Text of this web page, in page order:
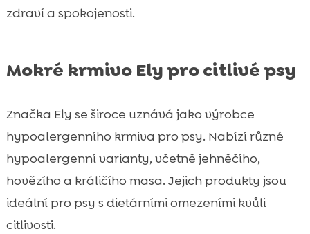
zdraví a spokojenosti.
Mokré krmivo Ely pro citlivé psy
Značka Ely se široce uznává jako výrobce
hypoalergenního krmiva pro psy. Nabízí různé
hypoalergenní varianty, včetně jehněčího,
hovězího a králičího masa. Jejich produkty jsou
ideální pro psy s dietárními omezeními kvůli
citlivosti.